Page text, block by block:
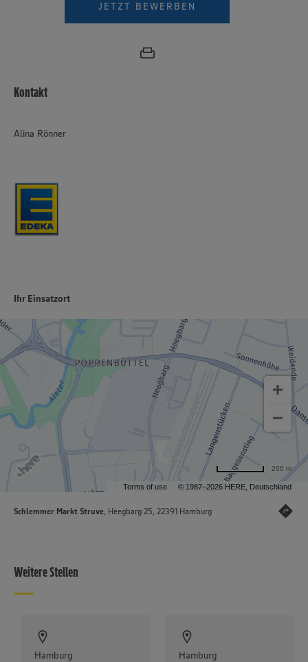
JETZT BEWERBEN
Kontakt
Alina Rönner
Ihr Einsatzort
Terms of use © 1987–2026 HERE, Deutschland
200 m
Schlemmer Markt Struve , Heegbarg 25, 22391 Hamburg
Weitere Stellen
Hamburg Hamburg